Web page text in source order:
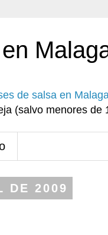
de salsa en
(salvo menores de
DE 2009